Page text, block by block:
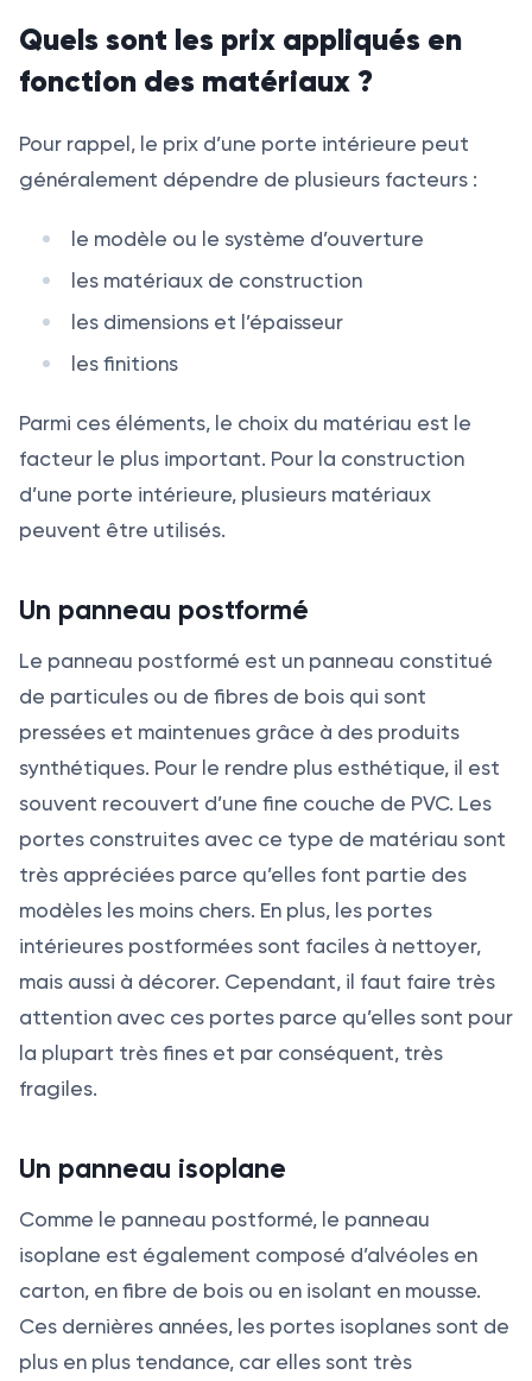
Quels sont les prix appliqués en
fonction des matériaux ?
Pour rappel, le prix d’une porte intérieure peut
généralement dépendre de plusieurs facteurs :
le modèle ou le système d’ouverture
les matériaux de construction
les dimensions et l’épaisseur
les finitions
Parmi ces éléments, le choix du matériau est le
facteur le plus important. Pour la construction
d’une porte intérieure, plusieurs matériaux
peuvent être utilisés.
Un panneau postformé
Le panneau postformé est un panneau constitué
de particules ou de fibres de bois qui sont
pressées et maintenues grâce à des produits
synthétiques. Pour le rendre plus esthétique, il est
souvent recouvert d’une fine couche de PVC. Les
portes construites avec ce type de matériau sont
très appréciées parce qu’elles font partie des
modèles les moins chers. En plus, les portes
intérieures postformées sont faciles à nettoyer,
mais aussi à décorer. Cependant, il faut faire très
attention avec ces portes parce qu’elles sont pour
la plupart très fines et par conséquent, très
fragiles.
Un panneau isoplane
Comme le panneau postformé, le panneau
isoplane est également composé d’alvéoles en
carton, en fibre de bois ou en isolant en mousse.
Ces dernières années, les portes isoplanes sont de
plus en plus tendance, car elles sont très